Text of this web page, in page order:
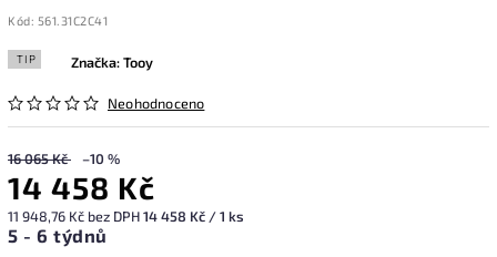
Kód: 561.31C2C41
TIP
Neohodnoceno
Značka:Tooy
16 065 Kč –10 %
14 458 Kč
11 948,76 Kč bez DPH14 458 Kč / 1 ks
5 - 6 týdnů